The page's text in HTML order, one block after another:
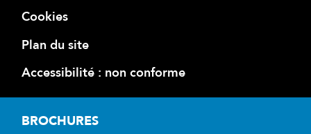
Cookies
Plan du site
Accessibilité : non conforme
BROCHURES